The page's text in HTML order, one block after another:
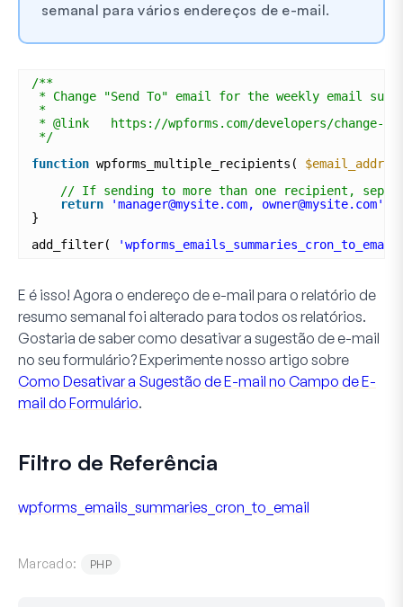
semanal para vários endereços de e-mail.
/**
* Change "Send To" email for the weekly email
*
* @link   https://wpforms.com/developers/change-
*/
function wpforms_multiple_recipients(
// If sending to more than one recipient,
return
'manager@mysite.com, owner@mysite.com'
}
add_filter(
E é isso! Agora o endereço de e-mail para o relatório de
resumo semanal foi alterado para todos os relatórios.
Gostaria de saber como desativar a sugestão de e-mail
no seu formulário? Experimente nosso artigo sobre
Como Desativar a Sugestão de E-mail no Campo de E-
mail do Formulário.
Filtro de Referência
wpforms_emails_summaries_cron_to_email
Marcado: PHP